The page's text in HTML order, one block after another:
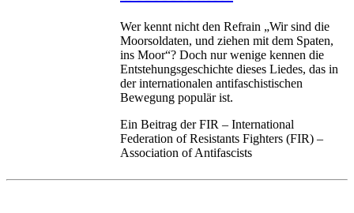
Wer kennt nicht den Refrain „Wir sind die
Moorsoldaten, und ziehen mit dem Spaten,
ins Moor“? Doch nur wenige kennen die
Entstehungsgeschichte dieses Liedes, das in
der internationalen antifaschistischen
Bewegung populär ist.
Ein Beitrag der FIR – International
Federation of Resistants Fighters (FIR) –
Association of Antifascists